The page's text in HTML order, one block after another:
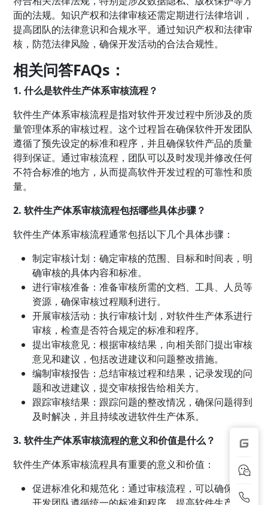
面的法规。知识产权和法律审核还需定期进行法律培训，
提高团队的法律意识和合规水平。通过知识产权和法律审
核，防范法律风险，确保开发活动的合法合规性。
相关问答FAQs：
1. 什么是软件生产体系审核流程？
软件生产体系审核流程是指对软件开发过程中所涉及的质
量管理体系的审核过程。这个过程旨在确保软件开发团队
遵循了预先设定的标准和程序，并且确保软件产品的质量
得到保证。通过审核流程，团队可以及时发现并修改任何
不符合标准的地方，从而提高软件开发过程的可靠性和质
量。
2. 软件生产体系审核流程包括哪些具体步骤？
软件生产体系审核流程通常包括以下几个具体步骤：
制定审核计划：确定审核的范围、目标和时间表，明
确审核的具体内容和标准。
进行审核准备：准备审核所需的文档、工具、人员等
资源，确保审核过程顺利进行。
开展审核活动：执行审核计划，对软件生产体系进行
审核，检查是否符合规定的标准和程序。
提出审核意见：根据审核结果，向相关部门提出审核
意见和建议，包括改进建议和问题整改措施。
编制审核报告：总结审核过程和结果，记录发现的问
题和改进建议，提交审核报告给相关方。
跟踪审核结果：跟踪问题的整改情况，确保问题得到
及时解决，并且持续改进软件生产体系。
3. 软件生产体系审核流程的意义和价值是什么？
软件生产体系审核流程具有重要的意义和价值：
促进标准化和规范化：通过审核流程，可以确保软件